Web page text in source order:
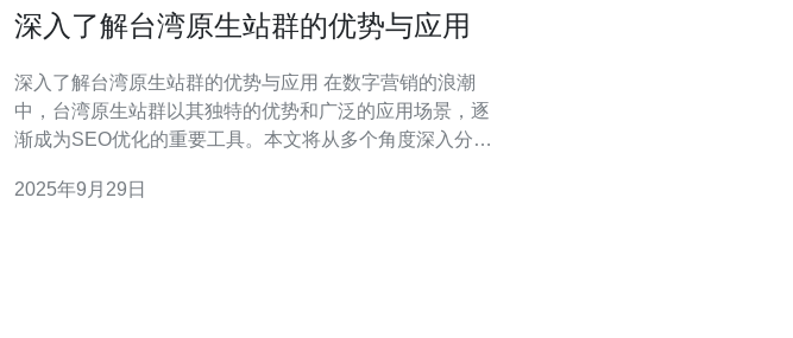
深入了解台湾原生站群的优势与应用
深入了解台湾原生站群的优势与应用 在数字营销的浪潮
中，台湾原生站群以其独特的优势和广泛的应用场景，逐
渐成为SEO优化的重要工具。本文将从多个角度深入分析
是本文的三个精华要点： 台湾原生站群的独特优势 如何有
2025年9月29日